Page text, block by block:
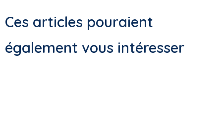
Ces articles pouraient
également vous intéresser